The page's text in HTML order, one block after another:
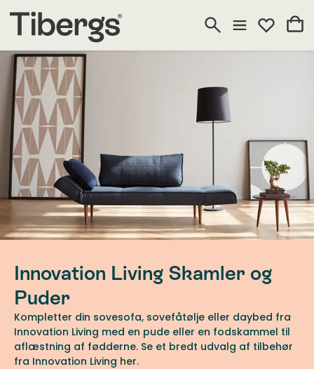
Innovation Living Skamler og
Puder
Kompletter din sovesofa, sovefåtølje eller daybed fra
Innovation Living med en pude eller en fodskammel til
aflæstning af fødderne. Se et bredt udvalg af tilbehør
fra Innovation Living her.